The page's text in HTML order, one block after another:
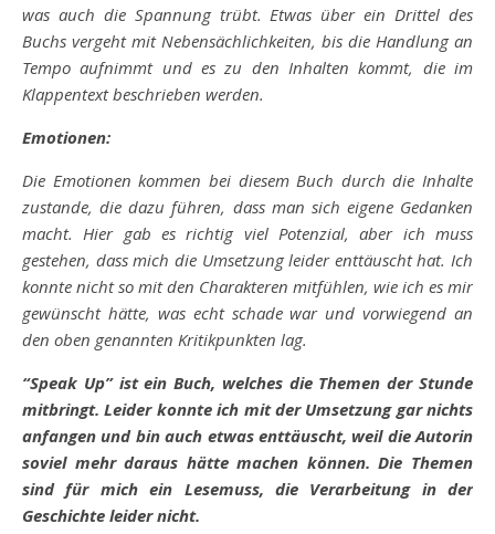
was auch die Spannung trübt. Etwas über ein Drittel des
Buchs vergeht mit Nebensächlichkeiten, bis die Handlung an
Tempo aufnimmt und es zu den Inhalten kommt, die im
Klappentext beschrieben werden.
Emotionen:
Die Emotionen kommen bei diesem Buch durch die Inhalte
zustande, die dazu führen, dass man sich eigene Gedanken
macht. Hier gab es richtig viel Potenzial, aber ich muss
gestehen, dass mich die Umsetzung leider enttäuscht hat. Ich
konnte nicht so mit den Charakteren mitfühlen, wie ich es mir
gewünscht hätte, was echt schade war und vorwiegend an
den oben genannten Kritikpunkten lag.
“Speak Up” ist ein Buch, welches die Themen der Stunde
mitbringt. Leider konnte ich mit der Umsetzung gar nichts
anfangen und bin auch etwas enttäuscht, weil die Autorin
soviel mehr daraus hätte machen können. Die Themen
sind für mich ein Lesemuss, die Verarbeitung in der
Geschichte leider nicht.